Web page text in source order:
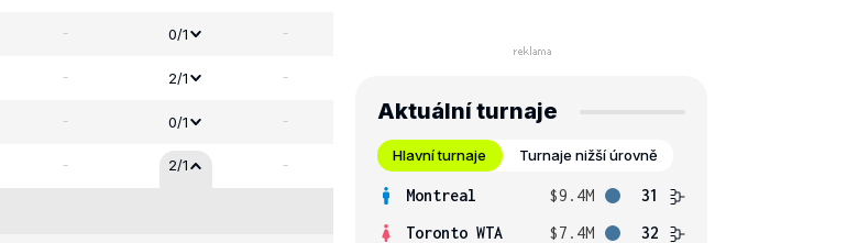
- 0/1 -
- 2/1 -
- 0/1 -
- 2/1 -
Aktuální turnaje
Hlavní turnaje Turnaje nižší úrovně
Montreal $9.4M
31
Toronto WTA
$7.4M 32